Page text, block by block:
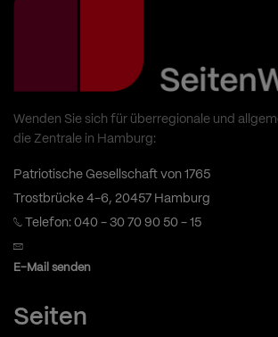
Wenden Sie sich für überregionale und
die Zentrale in Hamburg:
Patriotische Gesellschaft von 1765
Trostbrücke 4-6, 20457 Hamburg
Telefon: 040 - 30 70 90 50 - 15
E-Mail senden
Seiten